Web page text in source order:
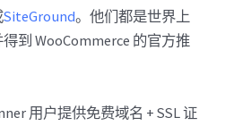
SiteGround。他们都是世界上
到 WooCommerce 的官方推
用户提供免费域名 + SSL 证